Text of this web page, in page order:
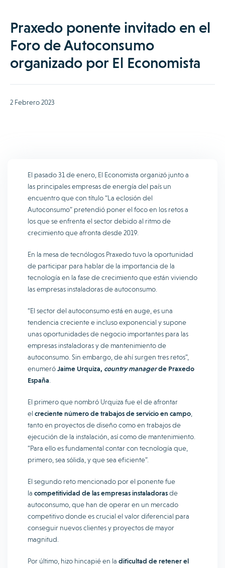
Praxedo ponente invitado en el
Foro de Autoconsumo
organizado por El Economista
2 Febrero 2023
El pasado 31 de enero, El Economista organizó junto a
las principales empresas de energía del país un
encuentro que con título “La eclosión del
Autoconsumo” pretendió poner el foco en los retos a
los que se enfrenta el sector debido al ritmo de
crecimiento que afronta desde 2019.
En la mesa de tecnólogos Praxedo tuvo la oportunidad
de participar para hablar de la importancia de la
tecnología en la fase de crecimiento que están viviendo
las empresas instaladoras de autoconsumo.
“El sector del autoconsumo está en auge, es una
tendencia creciente e incluso exponencial y supone
unas oportunidades de negocio importantes para las
empresas instaladoras y de mantenimiento de
autoconsumo. Sin embargo, de ahí surgen tres retos”,
enumeróJaime Urquiza, country managerde Praxedo
España
El primero que nombró Urquiza fue el de afrontar
el creciente número de trabajos de servicio en campo
tanto en proyectos de diseño como en trabajos de
ejecución de la instalación, así como de mantenimiento.
“Para ello es fundamental contar con tecnología que,
primero, sea sólida, y que sea eficiente”.
El segundo reto mencionado por el ponente fue
la competitividad de las empresas instaladorasde
autoconsumo, que han de operar en un mercado
competitivo donde es crucial el valor diferencial para
conseguir nuevos clientes y proyectos de mayor
magnitud.
Por último, hizo hincapié en la dificultad de retener el